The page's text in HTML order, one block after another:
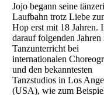
Jojo begann seine
Laufbahn trotz Liebe
Hop erst mit 18 Jahren.
darauf folgenden Jahren
Tanzunterricht bei
internationalen
und den bekanntesten
Tanzstudios in Los
(USA), wie zum